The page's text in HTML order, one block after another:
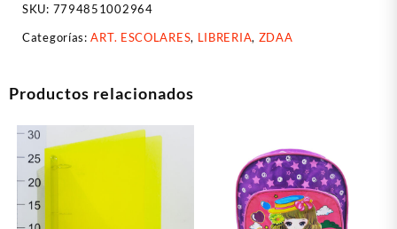
MAGENTA
38grs
cantidad
SKU: 7794851002964
Categorías:ART. ESCOLARES, LIBRERIA, ZDAA
Productos relacionados